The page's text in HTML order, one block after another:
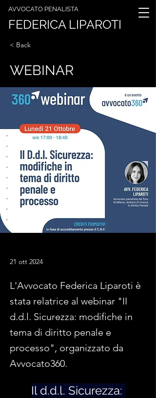
FEDERICA LIPAROTI
AVVOCATO PENALISTA
< Back
WEBINAR
21 ott 2024
L'Avvocato Federica Liparoti è
stata relatrice al webinar "II
d.d.l. Sicurezza: modifiche in
tema di diritto penale e
processo", organizzato da
Avvocato360.
Il d.d.l. Sicurezza: